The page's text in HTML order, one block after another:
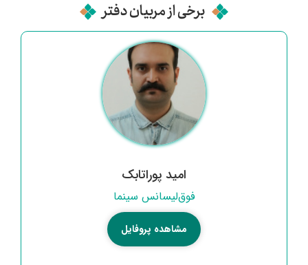
برخی از مربیان دفتر
امید پوراتابک
فوق‌لیسانس سینما
مشاهده پروفایل